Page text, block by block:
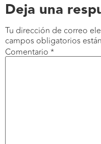
Deja una
Tu dirección de correo
campos obligatorios
Comentario *